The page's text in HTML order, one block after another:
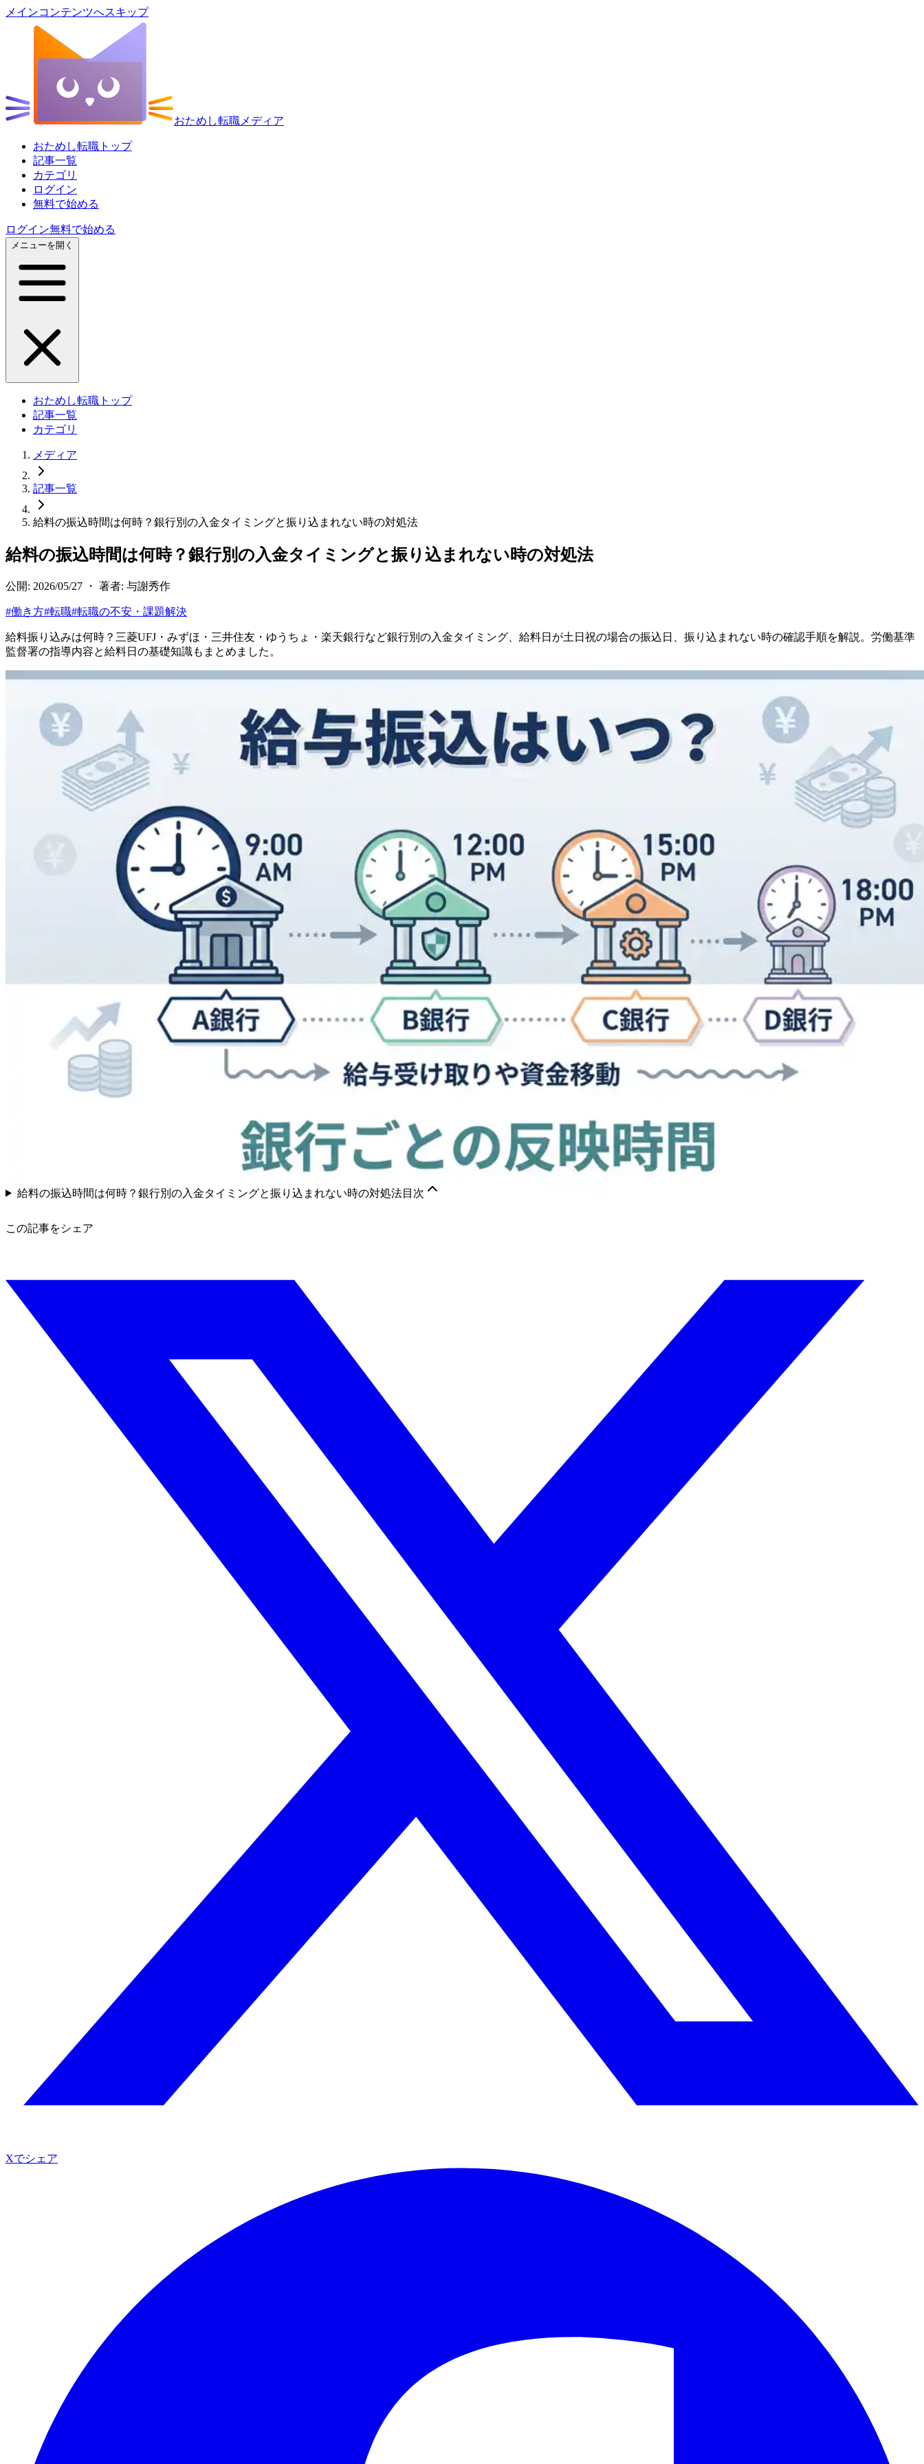
メインコンテンツへスキップ
おためし転職メディア
おためし転職トップ
記事一覧
カテゴリ
ログイン
無料で始める
ログイン無料で始める
メニューを開く
おためし転職トップ
記事一覧
カテゴリ
メディア
記事一覧
給料の振込時間は何時？銀行別の入金タイミングと振り込まれない時の対処法
給料の振込時間は何時？銀行別の入金タイミングと振り込まれない時の対処法
公開: 2026/05/27 ・ 著者: 与謝秀作
#働き方#転職#転職の不安・課題解決
給料振り込みは何時？三菱UFJ・みずほ・三井住友・ゆうちょ・楽天銀行など銀行別の入金タイミング、給料日が土日祝の場合の振込日、振り込まれない時の確認手順を解説。労働基準
監督署の指導内容と給料日の基礎知識もまとめました。
給料の振込時間は何時？銀行別の入金タイミングと振り込まれない時の対処法目次
この記事をシェア
Xでシェア